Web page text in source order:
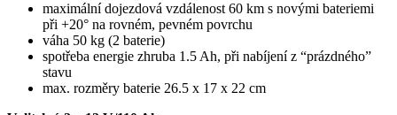
maximální dojezdová vzdálenost 60 km s novými bateriemi
při +20° na rovném, pevném povrchu
váha 50 kg (2 baterie)
spotřeba energie zhruba 1.5 Ah, při nabíjení z “prázdného”
stavu
max. rozměry baterie 26.5 x 17 x 22 cm